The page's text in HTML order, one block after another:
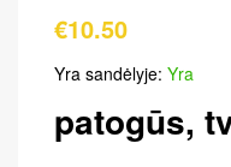
€10.50
Yra sandėlyje: Yra
patogūs,